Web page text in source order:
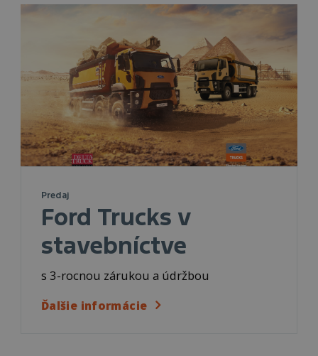
Predaj
Ford Trucks v
stavebníctve
s 3-rocnou zárukou a údržbou
Ďalšie informácie